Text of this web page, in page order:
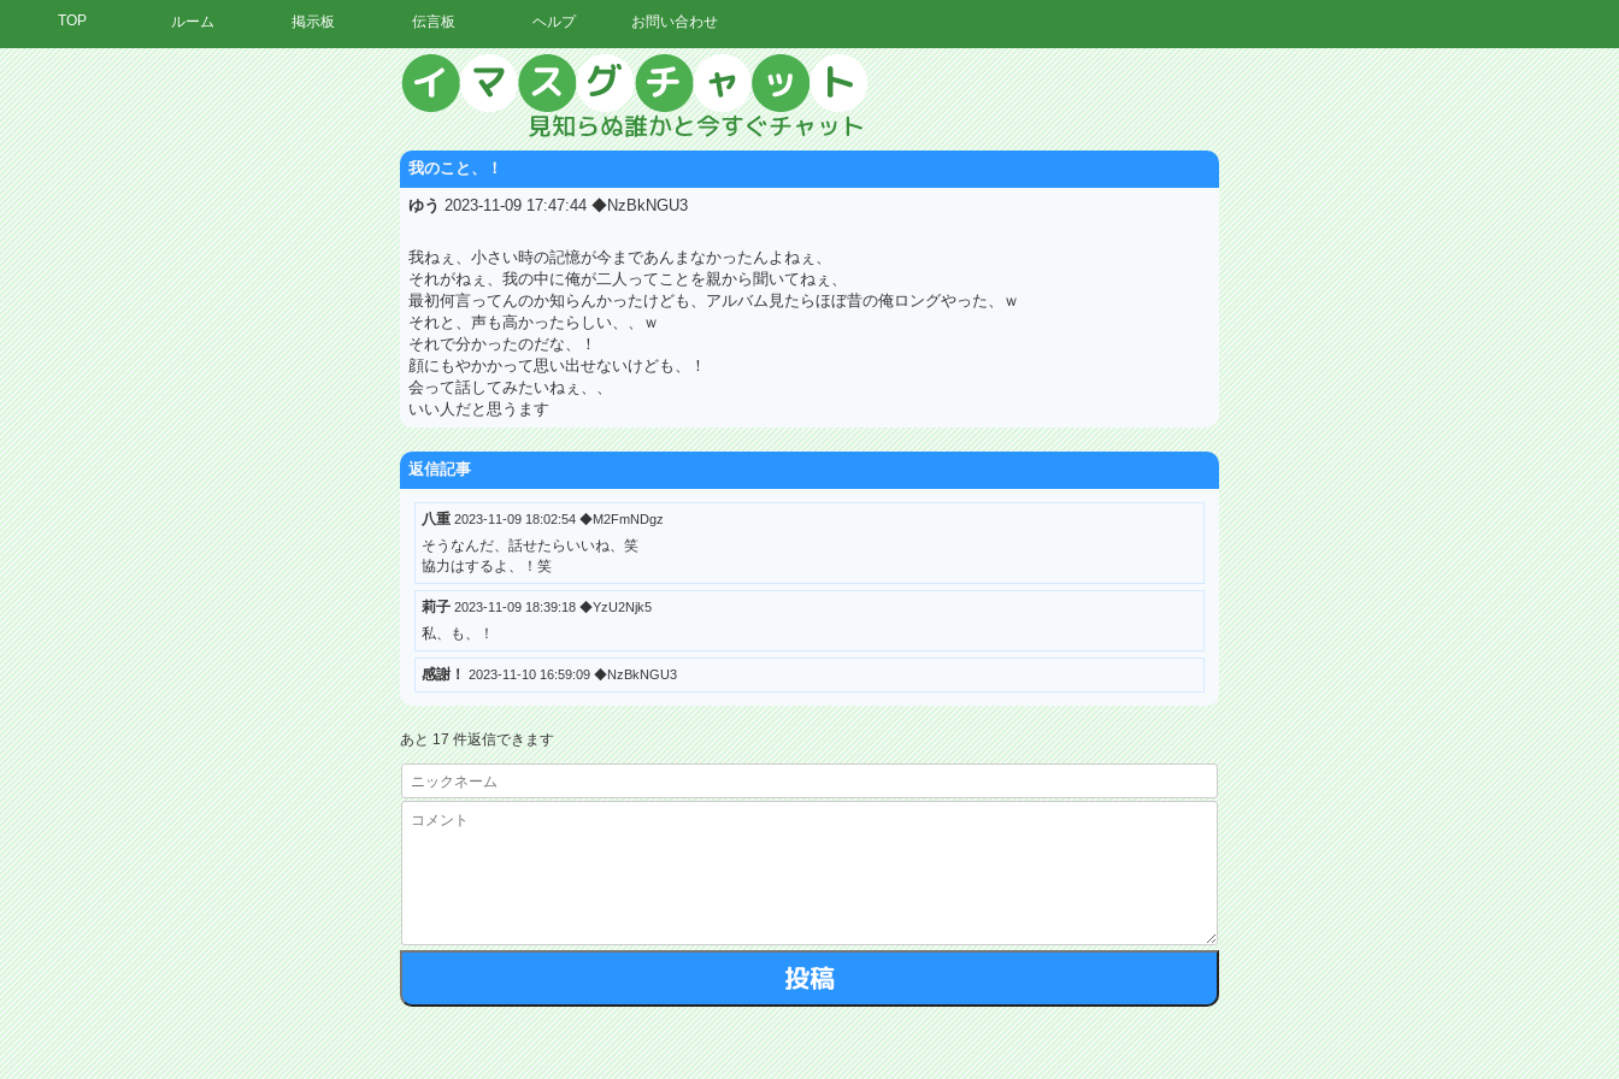
TOP ルーム 掲示板 伝言板 ヘルプ お問い合わせ
我のこと、！
ゆう 2023-11-09 17:47:44 ◆NzBkNGU3
我ねぇ、小さい時の記憶が今まであんまなかったんよねぇ、
それがねぇ、我の中に俺が二人ってことを親から聞いてねぇ、
最初何言ってんのか知らんかったけども、アルバム見たらほぼ昔の俺ロングやった、ｗ
それと、声も高かったらしい、、ｗ
それで分かったのだな、！
顔にもやかかって思い出せないけども、！
会って話してみたいねぇ、、
いい人だと思うます
返信記事
八重 2023-11-09 18:02:54 ◆M2FmNDgz
そうなんだ、話せたらいいね、笑
協力はするよ、！笑
莉子 2023-11-09 18:39:18 ◆YzU2Njk5
私、も、！
感謝！ 2023-11-10 16:59:09 ◆NzBkNGU3
あと 17 件返信できます